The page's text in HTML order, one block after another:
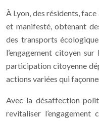
À Lyon, des résidents,
et manifesté, obtenant
des transports
l’engagement citoyen
participation citoyenne
actions variées qui
Avec la désaffection
revitaliser